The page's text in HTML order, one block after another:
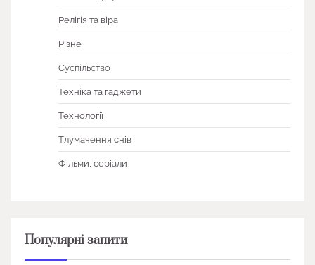
Релігія та віра
Різне
Суспільство
Техніка та гаджети
Технології
Тлумачення снів
Фільми, серіали
Популярні запити